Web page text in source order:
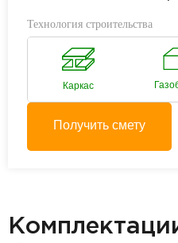
Технология строительства
Каркас
Получить смету